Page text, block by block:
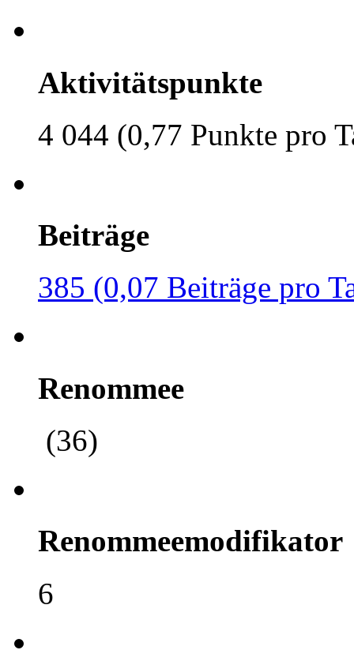
Aktivitätspunkte
4 044 (0,77 Punkte pro
Beiträge
385 (0,07 Beiträge pro
Renommee
(36)
Renommeemodifikator
6